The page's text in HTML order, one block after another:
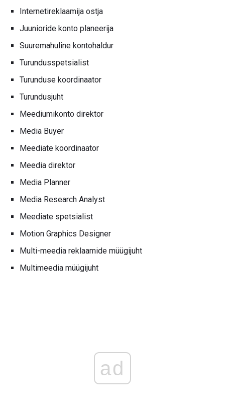
Internetireklaamija ostja
Juunioride konto planeerija
Suuremahuline kontohaldur
Turundusspetsialist
Turunduse koordinaator
Turundusjuht
Meediumikonto direktor
Media Buyer
Meediate koordinaator
Meedia direktor
Media Planner
Media Research Analyst
Meediate spetsialist
Motion Graphics Designer
Multi-meedia reklaamide müügijuht
Multimeedia müügijuht
ad